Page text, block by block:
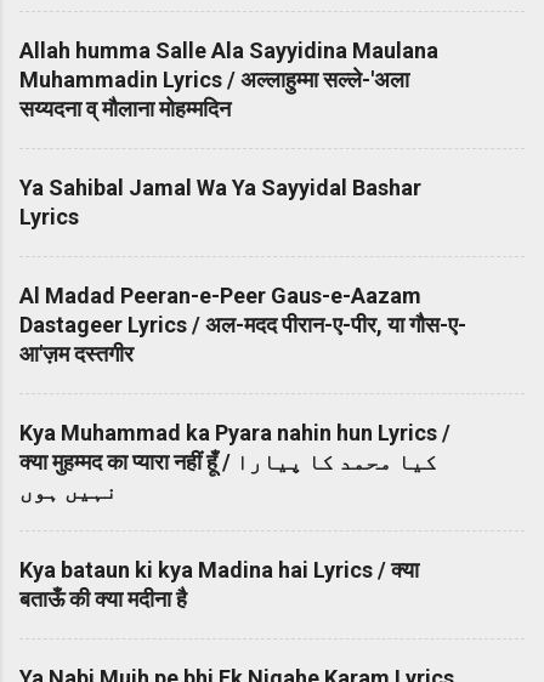
Allah humma Salle Ala Sayyidina Maulana
Muhammadin Lyrics / अल्लाहुम्मा सल्ले-'अला
सय्यदना व् मौलाना मोहम्मदिन
Ya Sahibal Jamal Wa Ya Sayyidal Bashar
Lyrics
Al Madad Peeran-e-Peer Gaus-e-Aazam
Dastageer Lyrics / अल-मदद पीरान-ए-पीर, या गौस-ए-
आ'ज़म दस्तगीर
Kya Muhammad ka Pyara nahin hun Lyrics /
क्या मुहम्मद का प्यारा नहीं हूँ / کیا محمد کا پیارا
نہیں ہوں
Kya bataun ki kya Madina hai Lyrics / क्या
बताऊँ की क्या मदीना है